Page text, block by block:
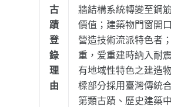
古
蹟
登
錄
理
由
牆結構系統轉變至鋼
價值；建築物門窗開
營造技術流派特色者
重，爱重建時納入耐
有地域性特色之建造
樑部分採用臺灣傳統
第類古蹟、歷史建築